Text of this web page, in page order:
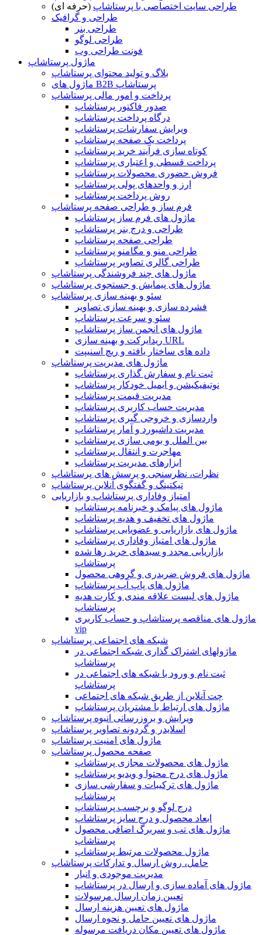
طراحی سایت اختصاصی با پرستاشاپ (حرفه ای)
طراحی و گرافیک
طراحی بنر
طراحی لوگو
فونت طراحی وب
ماژول پرستاشاپ
بلاگ و تولید محتوای پرستاشاپ
ماژول های B2B پرستاشاپ
پرداخت و امور مالی پرستاشاپ
صدور فاکتور پرستاشاپ
درگاه پرداخت پرستاشاپ
ویرایش سفارشات پرستاشاپ
پرداخت یک صفحه پرستاشاپ
کوتاه سازی فرآیند خرید پرستاشاپ
پرداخت قسطی و اعتباری پرستاشاپ
فروش حضوری محصولات پرستاشاپ
ارز و واحدهای پولی پرستاشاپ
روش پرداخت پرستاشاپ
فرم ساز و طراحی صفحه پرستاشاپ
ماژول های فرم ساز پرستاشاپ
طراحی و درج بنر پرستاشاپ
طراحی صفحه پرستاشاپ
طراحی منو و مگامنو پرستاشاپ
طراحی گالری تصاویر پرستاشاپ
ماژول های چند فروشندگی پرستاشاپ
ماژول های پیمایش و جستجوی پرستاشاپ
سئو و بهینه سازی پرستاشاپ
فشرده سازی و بهینه سازی تصاویر
سئو و سرعت پرستاشاپ
ماژول های انجمن ساز پرستاشاپ
ریدایرکت و بهینه سازی URL
داده های ساختار یافته و ریچ اسنیپت
ماژول های مدیریت پرستاشاپ
ثبت نام و سفارش گذاری پرستاشاپ
نوتیفیکیشن و ایمیل خودکار پرستاشاپ
مدیریت قیمت پرستاشاپ
مدیریت حساب کاربری پرستاشاپ
واردسازی و خروجی گیری پرستاشاپ
مدیریت داشبورد و آمار پرستاشاپ
بین الملل و بومی سازی پرستاشاپ
مهاجرت و انتقال پرستاشاپ
ابزارهای مدیریت پرستاشاپ
نظرات، نظرسنجی و پرسش های پرستاشاپ
تیکتینگ و گفتگوی آنلاین پرستاشاپ
امتیاز وفاداری پرستاشاپ و بازاریابی
ماژول های پیامک و خبرنامه پرستاشاپ
ماژول های تخفیف و هدیه پرستاشاپ
ماژول های بازاریابی و عضویابی پرستاشاپ
ماژول های امتیاز وفاداری پرستاشاپ
بازاریابی مجدد و سبدهای خرید رها شده
پرستاشاپ
ماژول های فروش ضربدری و گروهی محصول
ماژول های پاپ آپ پرستاشاپ
ماژول های لیست علاقه مندی و کارت هدیه
پرستاشاپ
ماژول های مناقصه پرستاشاپ و حساب کاربری
vip
شبکه های اجتماعی پرستاشاپ
ماژولهای اشتراک‌ گذاری شبکه اجتماعی در
پرستاشاپ
ثبت نام و ورود با شبکه های اجتماعی در
پرستاشاپ
چت آنلاین از طریق شبکه های اجتماعی
ماژول های ارتباط با مشتریان پرستاشاپ
ویرایش و بروزرسانی انبوه پرستاشاپ
اسلایدر و گردونه تصاویر پرستاشاپ
ماژول های امنیت پرستاشاپ
صفحه محصول پرستاشاپ
ماژول های محصولات مجازی پرستاشاپ
ماژول های درج محتوا و ویدیو پرستاشاپ
ماژول های ترکیبات و سفارشی سازی
پرستاشاپ
درج لوگو و برچسب پرستاشاپ
ابعاد محصول و درج سایز پرستاشاپ
ماژول های تب و سربرگ اضافی محصول
پرستاشاپ
ماژول محصولات مرتبط پرستاشاپ
حامل، روش ارسال و تدارکات پرستاشاپ
مدیریت موجودی و انبار
ماژول های آماده سازی و ارسال در پرستاشاپ
تعیین زمان ارسال مرسولات
ماژول های تعیین هزینه ارسال
ماژول های تعیین حامل و نحوه ارسال
ماژول های تعیین مکان دریافت مرسوله